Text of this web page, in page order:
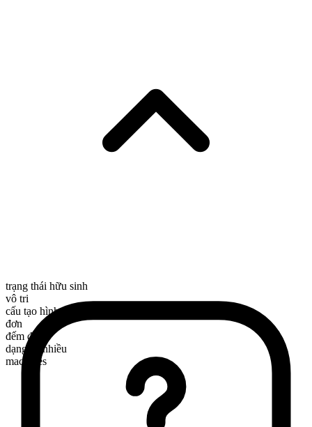
trạng thái hữu sinh
vô tri
cấu tạo hình thái
đơn
đếm được
dạng số nhiều
machines